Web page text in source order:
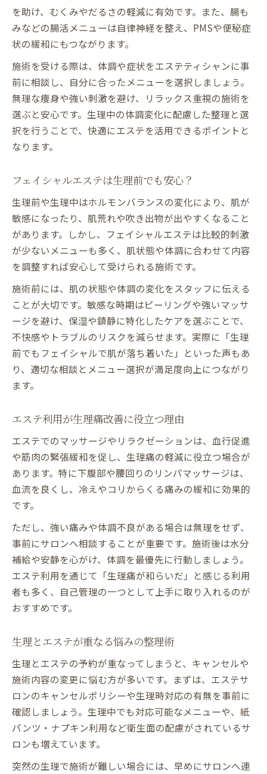
を助け、むくみやだるさの軽減に有効です。また、腸も
みなどの腸活メニューは自律神経を整え、PMSや便秘症
状の緩和にもつながります。
施術を受ける際は、体調や症状をエステティシャンに事
前に相談し、自分に合ったメニューを選択しましょう。
無理な痩身や強い刺激を避け、リラックス重視の施術を
選ぶと安心です。生理中の体調変化に配慮した整理と選
択を行うことで、快適にエステを活用できるポイントと
なります。
フェイシャルエステは生理前でも安心？
生理前や生理中はホルモンバランスの変化により、肌が
敏感になったり、肌荒れや吹き出物が出やすくなること
があります。しかし、フェイシャルエステは比較的刺激
が少ないメニューも多く、肌状態や体調に合わせて内容
を調整すれば安心して受けられる施術です。
施術前には、肌の状態や体調の変化をスタッフに伝える
ことが大切です。敏感な時期はピーリングや強いマッサ
ージを避け、保湿や鎮静に特化したケアを選ぶことで、
不快感やトラブルのリスクを減らせます。実際に「生理
前でもフェイシャルで肌が落ち着いた」といった声もあ
り、適切な相談とメニュー選択が満足度向上につながり
ます。
エステ利用が生理痛改善に役立つ理由
エステでのマッサージやリラクゼーションは、血行促進
や筋肉の緊張緩和を促し、生理痛の軽減に役立つ場合が
あります。特に下腹部や腰回りのリンパマッサージは、
血流を良くし、冷えやコリからくる痛みの緩和に効果的
です。
ただし、強い痛みや体調不良がある場合は無理をせず、
事前にサロンへ相談することが重要です。施術後は水分
補給や安静を心がけ、体調を最優先に行動しましょう。
エステ利用を通じて「生理痛が和らいだ」と感じる利用
者も多く、自己管理の一つとして上手に取り入れるのが
おすすめです。
生理とエステが重なる悩みの整理術
生理とエステの予約が重なってしまうと、キャンセルや
施術内容の変更に悩む方が多いです。まずは、エステサ
ロンのキャンセルポリシーや生理時対応の有無を事前に
確認しましょう。生理中でも対応可能なメニューや、紙
パンツ・ナプキン利用など衛生面の配慮がされているサ
ロンも増えています。
突然の生理で施術が難しい場合には、早めにサロンへ連